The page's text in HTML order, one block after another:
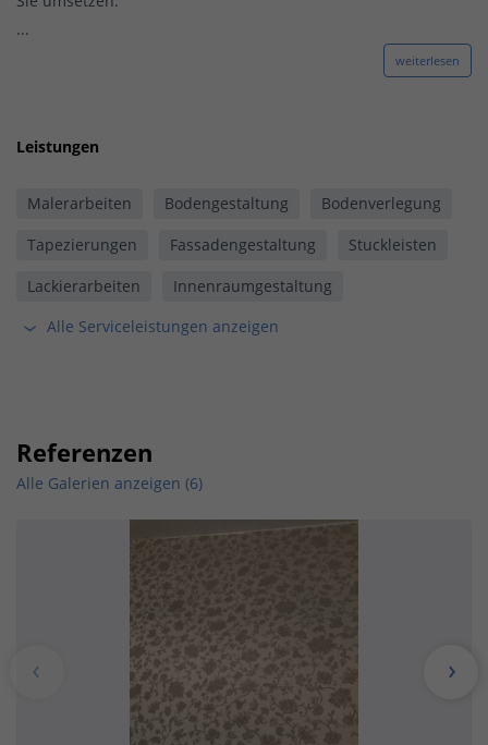
...
weiterlesen
Leistungen
Malerarbeiten Bodengestaltung
Bodenverlegung
Tapezierungen
Fassadengestaltung
Stuckleisten
Lackierarbeiten
Innenraumgestaltung
Alle Serviceleistungen anzeigen
Referenzen
Alle Galerien anzeigen (6)